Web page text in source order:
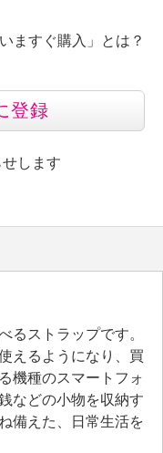
いますぐ購入」とは？
登録
します
るストラップです。
えるようになり、買
機種のスマートフォ
などの小物を収納す
備えた、日常生活を